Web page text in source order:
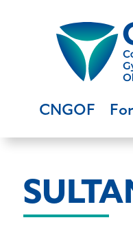
CNGOF